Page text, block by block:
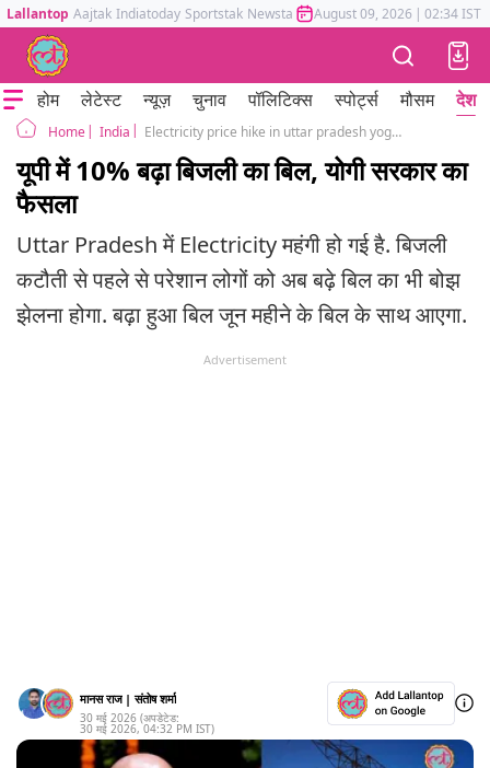
Lallantop Aajtak Indiatoday Sportstak Newstak Mumbai Tak Astrotak
August 09, 2026 | 02:34 IST
होम लेटेस्ट न्यूज़ चुनाव पॉलिटिक्स स्पोर्ट्स मौसम देश
Home India Electricity price hike in uttar pradesh yogi adityanath government increased energy rate 10 percent fuel surcharge
यूपी में 10% बढ़ा बिजली का बिल, योगी सरकार का
फैसला
Uttar Pradesh में Electricity महंगी हो गई है. बिजली
कटौती से पहले से परेशान लोगों को अब बढ़े बिल का भी बोझ
झेलना होगा. बढ़ा हुआ बिल जून महीने के बिल के साथ आएगा.
Advertisement
मानस राज | संतोष शर्मा
30 मई 2026 (अपडेटेड:
30 मई 2026, 04:32 PM IST)